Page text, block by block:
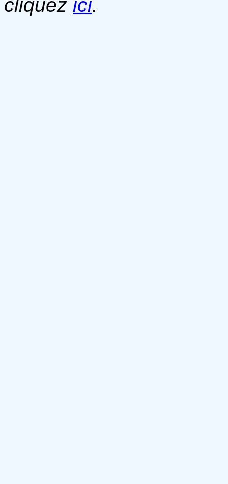
cliquez ici.